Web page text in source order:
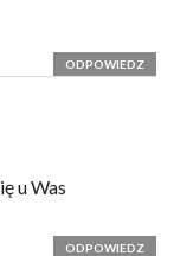
ODPOWIEDZ
u Was
ODPOWIEDZ